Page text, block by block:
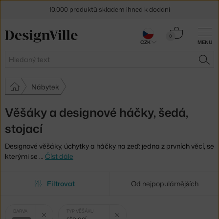
MENU
Hledat
0
Košík
Nábytek
Věšáky a designové háčky, šedá,
stojací
Designové věšáky, úchytky a háčky na zeď: jedna z prvních věcí, se
kterými se … Číst dále
Filtrovat Od nejpopulárnějších
Vybrané
BARVA Zrušit filtr
TYP VĚŠÁKU
10.000 produktů skladem ihned k dodání
Sleva 5 % pro odběratele
CZK